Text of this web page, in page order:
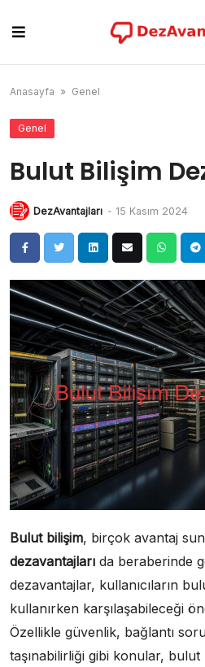
content
Anasayfa » Genel
Genel
Bulut Bilişim
DezAvantajları - 15 Kasım 2024
Bulut bilişim, birçok avantaj
dezavantajları da beraberinde
dezavantajlar, kullanıcıların
kullanırken karşılaşabileceği
Özellikle güvenlik, bağlantı
taşınabilirliği gibi konular,